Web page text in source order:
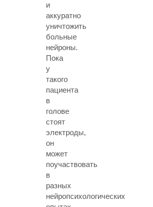
и
аккуратно
уничтожить
больные
нейроны.
Пока
у
такого
пациента
в
голове
стоят
электроды,
он
может
поучаствовать
в
разных
нейропсихологических